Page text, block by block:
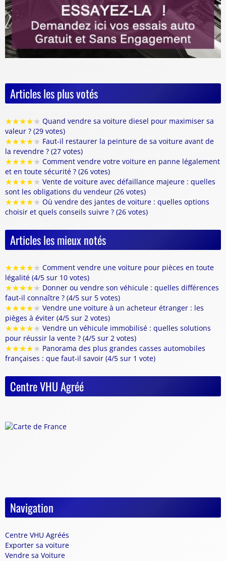
Articles les plus votés
★★★★★ Quand vendre sa voiture diesel pour maximiser sa
valeur ? (29 votes)
★★★★★ Faut-il restaurer la peinture de sa voiture avant de
la revendre ? (27 votes)
★★★★★ Comment vendre votre voiture en panne légalement
et en toute sécurité ? (26 votes)
★★★★★ Vente de voiture avec défaillance majeure : quelles
sont les obligations du vendeur (26 votes)
★★★★★ Où vendre des jantes de voiture : quelles options
choisir et quels conseils suivre ? (26 votes)
Articles les mieux notés
★★★★★ Comment vendre une voiture pour pièces en toute
légalité (4/5 sur 10 votes)
★★★★★ Donner ou vendre son véhicule : quelles différences
faut-il connaître ? (4/5 sur 5 votes)
★★★★★ Vendre une voiture à un acheteur étranger : les
pièges à éviter (4/5 sur 2 votes)
★★★★★ Vendre un véhicule immobilisé : quelles solutions
pour réussir la vente ? (4/5 sur 2 votes)
★★★★★ Panorama des plus grandes casses automobiles
françaises : que faut-il savoir (4/5 sur 1 vote)
Centre VHU Agréé
Navigation
Centre VHU Agréés
Exporter sa voiture
Vendre sa Voiture